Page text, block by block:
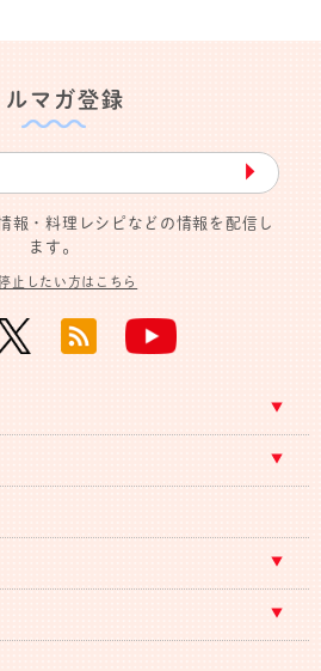
ルマガ登録
▶︎
報・料理レシピなどの情報を配信し
ます。
止したい方はこちら